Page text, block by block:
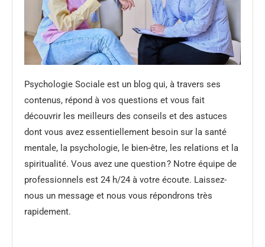
Psychologie Sociale est un blog qui, à travers ses
contenus, répond à vos questions et vous fait
découvrir les meilleurs des conseils et des astuces
dont vous avez essentiellement besoin sur la santé
mentale, la psychologie, le bien-être, les relations et la
spiritualité. Vous avez une question ? Notre équipe de
professionnels est 24 h/24 à votre écoute. Laissez-
nous un message et nous vous répondrons très
rapidement.